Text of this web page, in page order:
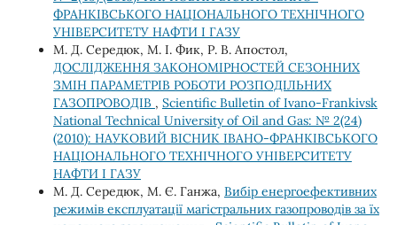
ФРАНКІВСЬКОГО НАЦІОНАЛЬНОГО ТЕХНІЧНОГО
УНІВЕРСИТЕТУ НАФТИ І ГАЗУ
М. Д. Середюк, М. І. Фик, Р. В. Апостол,
ДОСЛІДЖЕННЯ ЗАКОНОМІРНОСТЕЙ СЕЗОННИХ
ЗМІН ПАРАМЕТРІВ РОБОТИ РОЗПОДІЛЬНИХ
ГАЗОПРОВОДІВ , Scientific Bulletin of Ivano-Frankivsk
National Technical University of Oil and Gas: № 2(24)
(2010): НАУКОВИЙ ВІСНИК ІВАНО-ФРАНКІВСЬКОГО
НАЦІОНАЛЬНОГО ТЕХНІЧНОГО УНІВЕРСИТЕТУ
НАФТИ І ГАЗУ
М. Д. Середюк, М. Є. Ганжа, Вибір енергоефективних
режимів експлуатації магістральних газопроводів за їх